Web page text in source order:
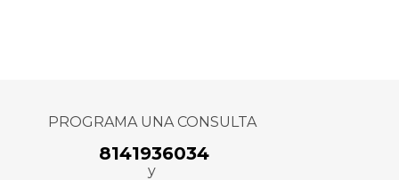
PROGRAMA UNA CONSULTA
8141936034
y